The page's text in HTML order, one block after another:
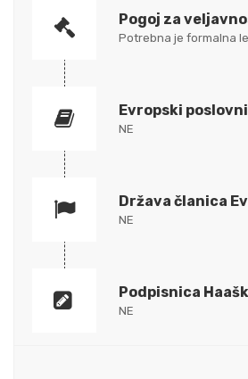
Pogoj za
Potrebna je formalna
Evropski
NE
Država članica
NE
Podpisnica
NE